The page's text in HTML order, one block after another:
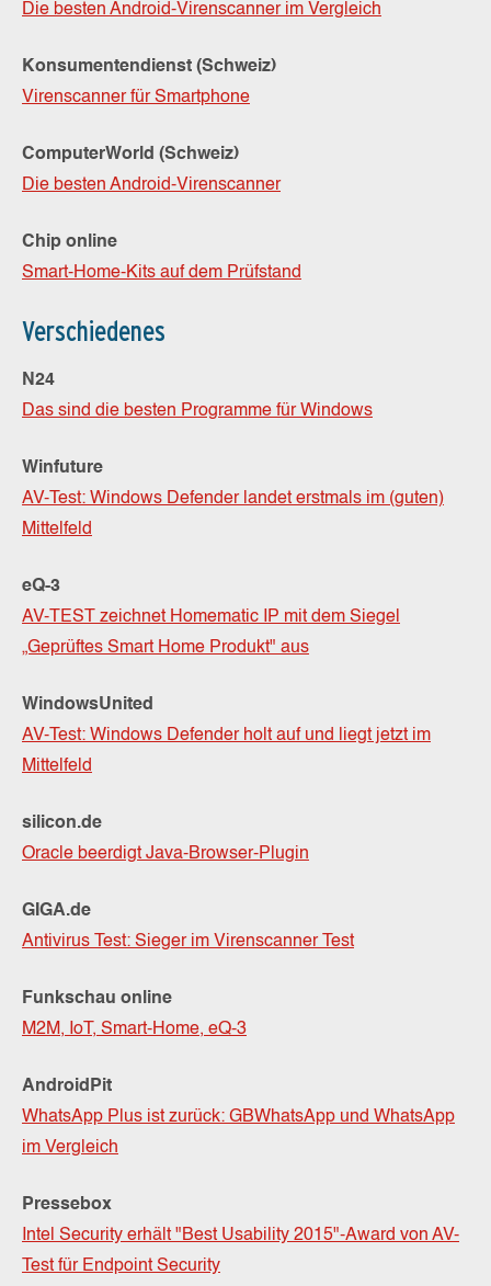
Die besten Android-Virenscanner im Vergleich
Konsumentendienst (Schweiz)
Virenscanner für Smartphone
ComputerWorld (Schweiz)
Die besten Android-Virenscanner
Chip online
Smart-Home-Kits auf dem Prüfstand
Verschiedenes
N24
Das sind die besten Programme für Windows
Winfuture
AV-Test: Windows Defender landet erstmals im (guten)
Mittelfeld
eQ-3
AV-TEST zeichnet Homematic IP mit dem Siegel
„Geprüftes Smart Home Produkt" aus
WindowsUnited
AV-Test: Windows Defender holt auf und liegt jetzt im
Mittelfeld
silicon.de
Oracle beerdigt Java-Browser-Plugin
GIGA.de
Antivirus Test: Sieger im Virenscanner Test
Funkschau online
M2M, IoT, Smart-Home, eQ-3
AndroidPit
WhatsApp Plus ist zurück: GBWhatsApp und WhatsApp
im Vergleich
Pressebox
Intel Security erhält "Best Usability 2015"-Award von AV-
Test für Endpoint Security